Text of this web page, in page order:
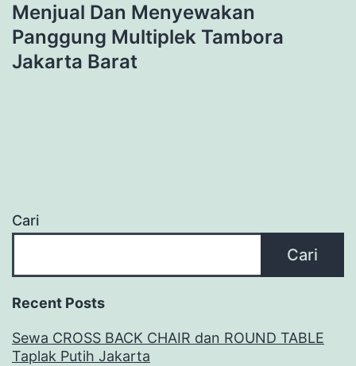
Menjual Dan Menyewakan
Panggung Multiplek Tambora
Jakarta Barat
Cari
Cari
Recent Posts
Sewa CROSS BACK CHAIR dan ROUND TABLE
Taplak Putih Jakarta